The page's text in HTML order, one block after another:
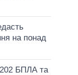
на понад
БПЛА та